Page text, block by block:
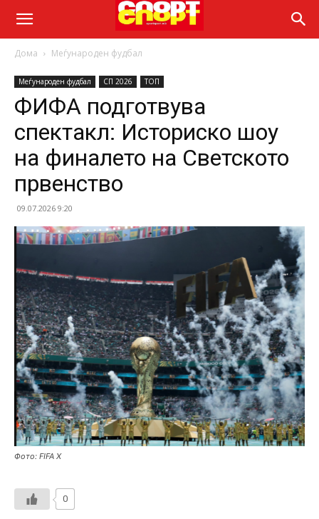
Дома Меѓународен фудбал
Меѓународен фудбал СП 2026 ТОП
ФИФА подготвува
спектакл: Историско шоу
на финалето на Светското
првенство
09.07.2026 9:20
Фото: FIFA X
0